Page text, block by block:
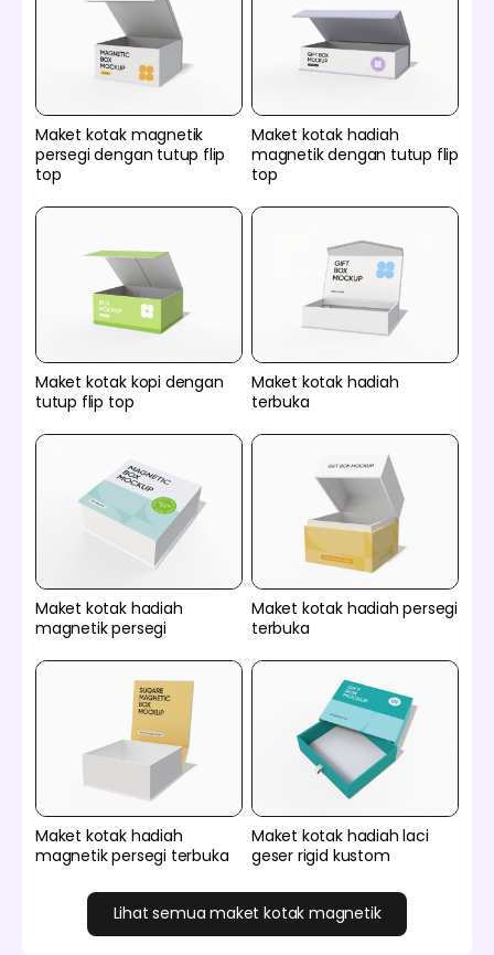
Maket kotak magnetik
persegi dengan tutup flip
top
Maket kotak hadiah
magnetik dengan tutup flip
top
Maket kotak kopi dengan
tutup flip top
Maket kotak hadiah
terbuka
Maket kotak hadiah
magnetik persegi
Maket kotak hadiah persegi
terbuka
Maket kotak hadiah
magnetik persegi terbuka
Maket kotak hadiah laci
geser rigid kustom
Lihat semua maket kotak magnetik